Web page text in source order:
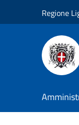
Regione